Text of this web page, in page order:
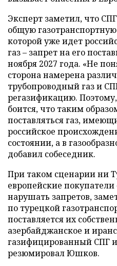
Эксперт заметил, что
общую
которой уже идет
газ – запрет на его
ноября 2027 года. «Не
сторона намерена
трубопроводный газ и
регазификацию.
боится, что таким
поставляться газ,
российское
состоянии, а в
добавил собеседник.
При таком сценарии ни
европейские
нарушать запретов,
по турецкой
поставляется их
азербайджанское и
газифицированный СПГ
резюмировал Юшков.